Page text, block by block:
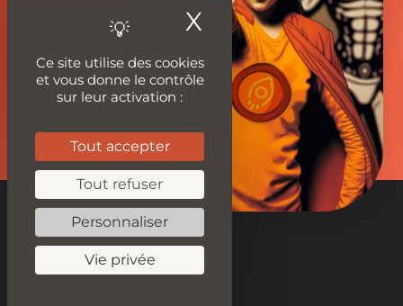
Nos outils
Ce site utilise des cookies
et vous donne le contrôle
sur leur activation :
Tout accepter
Tout refuser
Personnaliser
Vie privée
X Masquer le